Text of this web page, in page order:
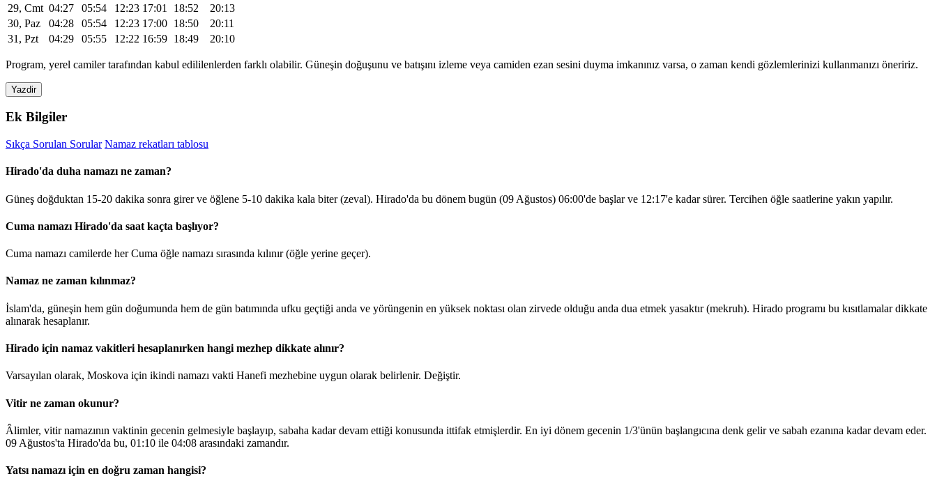
29, Cmt 04:27 05:54 12:23 17:01 18:52
20:13
30, Paz
04:28 05:54 12:23 17:00 18:50
20:11
31, Pzt
04:29 05:55 12:22 16:59 18:49 20:10
Program, yerel camiler tarafından kabul edililenlerden farklı olabilir. Güneşin doğuşunu ve batışını izleme veya camiden ezan sesini duyma imkanınız varsa, o zaman kendi gözlemlerinizi kullanmanızı öneririz.
Yazdir
Ek Bilgiler
Sıkça Sorulan Sorular Namaz rekatları tablosu
Hirado'da duha namazı ne zaman?
Güneş doğduktan 15-20 dakika sonra girer ve öğlene 5-10 dakika kala biter (zeval). Hirado'da bu dönem bugün (09 Ağustos) 06:00'de başlar ve 12:17'e kadar sürer. Tercihen öğle saatlerine yakın yapılır.
Cuma namazı Hirado'da saat kaçta başlıyor?
Cuma namazı camilerde her Cuma öğle namazı sırasında kılınır (öğle yerine geçer).
Namaz ne zaman kılınmaz?
İslam'da, güneşin hem gün doğumunda hem de gün batımında ufku geçtiği anda ve yörüngenin en yüksek noktası olan zirvede olduğu anda dua etmek yasaktır (mekruh). Hirado programı bu kısıtlamalar dikkate
alınarak hesaplanır.
Hirado için namaz vakitleri hesaplanırken hangi mezhep dikkate alınır?
Varsayılan olarak, Moskova için ikindi namazı vakti Hanefi mezhebine uygun olarak belirlenir. Değiştir.
Vitir ne zaman okunur?
Âlimler, vitir namazının vaktinin gecenin gelmesiyle başlayıp, sabaha kadar devam ettiği konusunda ittifak etmişlerdir. En iyi dönem gecenin 1/3'ünün başlangıcına denk gelir ve sabah ezanına kadar devam eder.
09 Ağustos'ta Hirado'da bu, 01:10 ile 04:08 arasındaki zamandır.
Yatsı namazı için en doğru zaman hangisi?